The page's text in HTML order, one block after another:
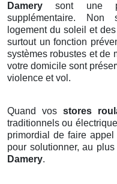
Damerysont une
supplémentaire. Non
logement du soleil et
surtout un fonction
systèmes robustes et de
votre domicile sont
violence et vol.
Quand vosstores
traditionnels ou
primordial de faire
pour solutionner, au
Damery.